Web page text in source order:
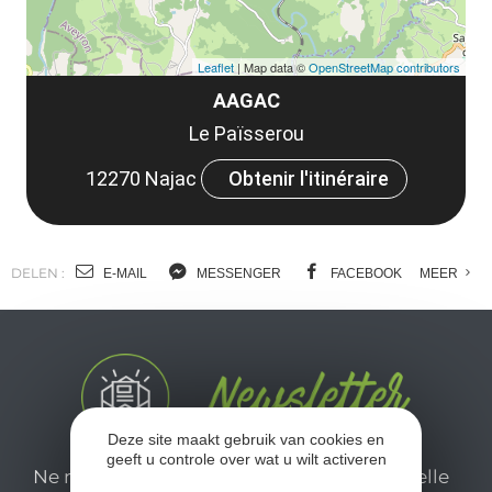
AAGAC
Le Païsserou
12270 Najac
Obtenir l'itinéraire
Leaflet | Map data ©OpenStreetMap contributors
DELEN : E-MAIL MESSENGER FACEBOOK MEER
Ne manquez pas notre newsletter mensuelle
Deze site maakt gebruik van cookies en
geeft u controle over wat u wilt activeren